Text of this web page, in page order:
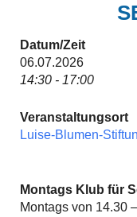
Datum/Zeit
06.07.2026
14:30 - 17:00
Veranstaltungsort
Luise-Blumen-
Montags Klub für
Montags von 14.30